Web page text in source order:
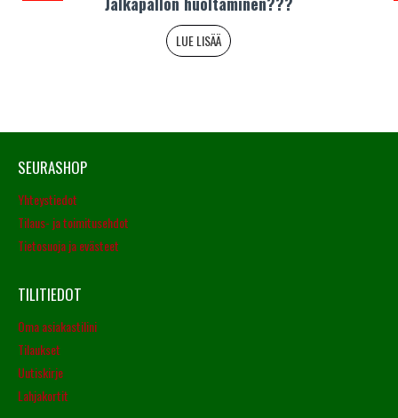
LUE LISÄÄ
SEURASHOP
Yhteystiedot
Tilaus- ja toimitusehdot
Tietosuoja ja evästeet
TILITIEDOT
Oma asiakastilini
Tilaukset
Uutiskirje
Lahjakortit